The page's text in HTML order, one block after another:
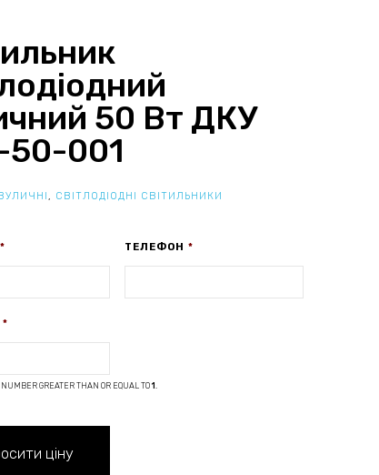
50 Вт ДКУ
001
ВУЛИЧНІ , СВІТЛОДІОДНІ СВІТИЛЬНИКИ
* ТЕЛЕФОН *
*
GREATER THAN OR EQUAL TO 1 .